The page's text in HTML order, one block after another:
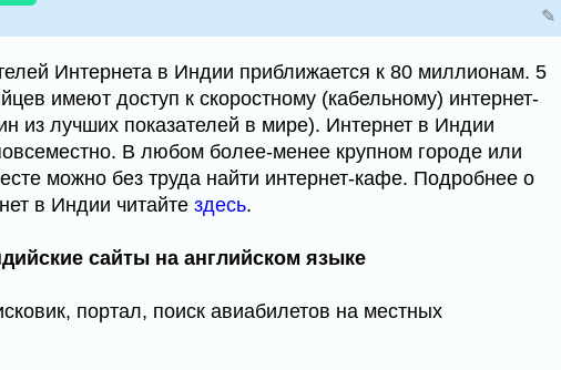
✎
Интернета в Индии приближается к 80 миллионам. 5
имеют доступ к скоростному (кабельному) интернет-
из лучших показателей в мире). Интернет в Индии
В любом более-менее крупном городе или
можно без труда найти интернет-кафе. Подробнее о
в Индии читайте здесь.
сайты на английском языке
портал, поиск авиабилетов на местных